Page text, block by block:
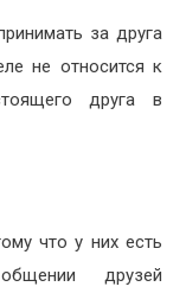
за друга
не относится к
друга в
что у них есть
друзей